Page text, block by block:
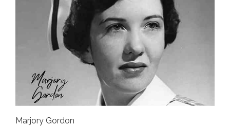
Marjory Gordon